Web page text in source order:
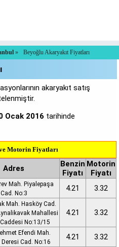
» Beyoğlu Akaryakıt Fiyatları
akaryakıt satış
Ocak 2016 tarihinde
Motorin Fiyatları
Adres
Benzin
Fiyatı
Motorin
Fiyatı
Mah. Piyalepaşa
Cad. No:3
4.21 3.32
Mah. Hasköy Cad.
Mahallesi
No:13/15
4.21 3.32
Efendi Mah.
Cad. No:16
4.21 3.32